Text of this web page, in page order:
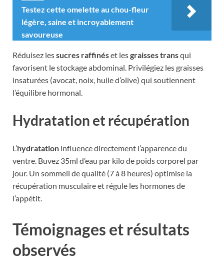
Testez cette omelette au chou-fleur
légère, saine et incroyablement
savoureuse
Réduisez lessucres raffinéset lesgraisses transqui
favorisent le stockage abdominal. Privilégiez les graisses
insaturées (avocat, noix, huile d’olive) qui soutiennent
l’équilibre hormonal.
Hydratation et récupération
L’hydratation influence directement l’apparence du
ventre. Buvez 35ml d’eau par kilo de poids corporel par
jour. Un sommeil de qualité (7 à 8 heures) optimise la
récupération musculaire et régule les hormones de
l’appétit.
Témoignages et résultats
observés